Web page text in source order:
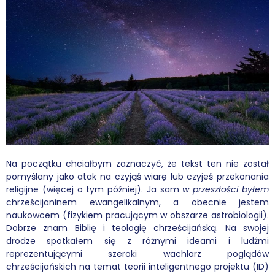
Artykuły
Krytyka teorii ID
Wywiady
Wybór tekstów
Dla autorów
Darmowy ebook
Linki
Księgarnia
FAQ
Spis tekstów
Na początku chciałbym zaznaczyć, że tekst ten nie został
pomyślany jako atak na czyjąś wiarę lub czyjeś przekonania
religijne (więcej o tym później). Ja samw przeszłości byłem
chrześcijaninem ewangelikalnym, a obecnie jestem
naukowcem (fizykiem pracującym w obszarze astrobiologii).
Dobrze znam Biblię i teologię chrześcijańską. Na swojej
drodze spotkałem się z różnymi ideami i ludźmi
reprezentującymi szeroki wachlarz poglądów
chrześcijańskich na temat teorii inteligentnego projektu (ID)